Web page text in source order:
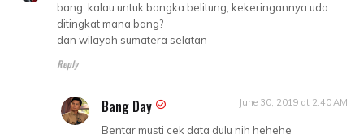
bang, kalau untuk bangka belitung, kekeringannya uda
ditingkat mana bang?
dan wilayah sumatera selatan
Reply
Bang Day June 30, 2019 at 2:40 AM
Bentar musti cek data dulu nih hehehe